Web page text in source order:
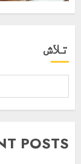
تلاش
POSTS